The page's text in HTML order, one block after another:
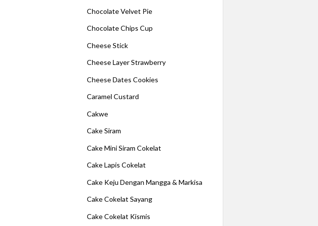
Chocolate Velvet Pie
Chocolate Chips Cup
Cheese Stick
Cheese Layer Strawberry
Cheese Dates Cookies
Caramel Custard
Cakwe
Cake Siram
Cake Mini Siram Cokelat
Cake Lapis Cokelat
Cake Keju Dengan Mangga & Markisa
Cake Cokelat Sayang
Cake Cokelat Kismis